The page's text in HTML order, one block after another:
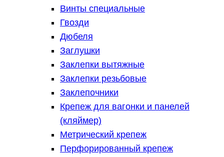
Винты специальные
Гвозди
Дюбеля
Заглушки
Заклепки вытяжные
Заклепки резьбовые
Заклепочники
Крепеж для вагонки и панелей
(кляймер)
Метрический крепеж
Перфорированный крепеж